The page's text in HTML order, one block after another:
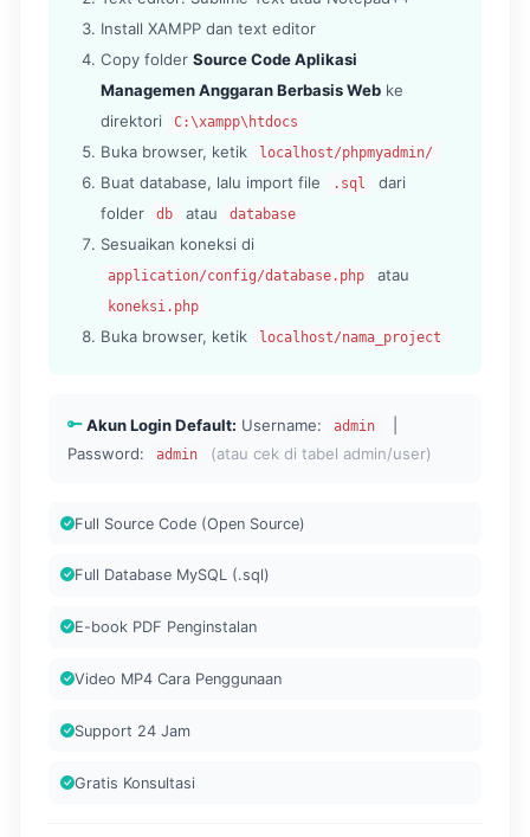
Install XAMPP dan text editor
Copy folder Source Code Aplikasi
Managemen Anggaran Berbasis Web ke
direktori
C:\xampp\htdocs
Buka browser, ketik localhost/phpmyadmin/
Buat database, lalu import file .sql
dari
folder
db atau database
Sesuaikan koneksi di
application/config/database.php atau
koneksi.php
Buka browser, ketik localhost/nama_project
Akun Login Default: Username: admin
Password:
admin (atau cek di tabel admin/user)
Full Source Code (Open Source)
Full Database MySQL (.sql)
E-book PDF Penginstalan
Video MP4 Cara Penggunaan
Support 24 Jam
Gratis Konsultasi